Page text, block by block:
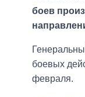
боев
боевых
февраля.